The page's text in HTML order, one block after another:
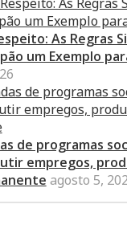
As Regras
um Exemplo
de programas
empregos,
agosto 5,